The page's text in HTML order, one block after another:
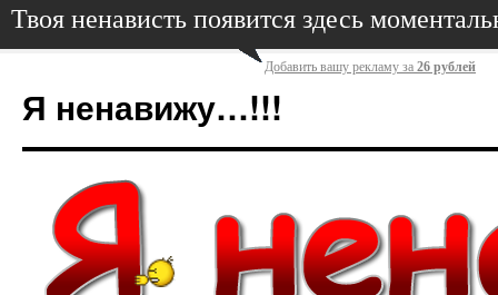
Твоя ненависть появится здесь
Добавить вашу рекламу за 26 рублей
Я ненавижу…!!!